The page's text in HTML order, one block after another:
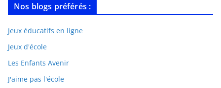
Nos blogs préférés :
Jeux éducatifs en ligne
Jeux d'école
Les Enfants Avenir
J'aime pas l'école